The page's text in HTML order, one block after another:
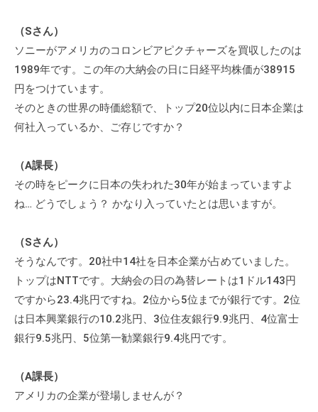
ご
相
談
く
だ
さ
。
（Sさん）
ソニーがアメリカのコロンビアピクチャーズを買収したのは
1989年です。この年の大納会の日に日経平均株価が38915
円をつけています。
そのときの世界の時価総額で、トップ20位以内に日本企業は
何社入っているか、ご存じですか？
（A課長）
その時をピークに日本の失われた30年が始まっていますよ
ね… どうでしょう？ かなり入っていたとは思いますが。
（Sさん）
そうなんです。20社中14社を日本企業が占めていました。
トップはNTTです。大納会の日の為替レートは1ドル143円
ですから23.4兆円ですね。2位から5位までが銀行です。2位
は日本興業銀行の10.2兆円、3位住友銀行9.9兆円、4位富士
銀行9.5兆円、5位第一勧業銀行9.4兆円です。
（A課長）
アメリカの企業が登場しませんが？